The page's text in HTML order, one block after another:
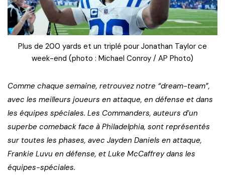
Plus de 200 yards et un triplé pour Jonathan Taylor ce
week-end (photo : Michael Conroy / AP Photo)
Comme chaque semaine, retrouvez notre “dream-team”,
avec les meilleurs joueurs en attaque, en défense et dans
les équipes spéciales. Les Commanders, auteurs d’un
superbe comeback face à Philadelphia, sont représentés
sur toutes les phases, avec Jayden Daniels en attaque,
Frankie Luvu en défense, et Luke McCaffrey dans les
équipes-spéciales.